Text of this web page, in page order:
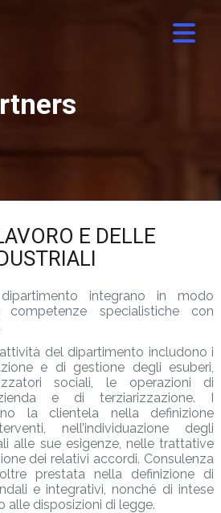
E DELLE
integrano in modo
specialistiche con
del dipartimento includono i
e di gestione degli esuberi,
sociali, le operazioni di
e di terziarizzazione. I
la clientela nella definizione
nell’individuazione degli
alle sue esigenze, nelle trattative
dei relativi accordi. Consulenza
prestata nella definizione di
e integrativi, nonché di intese
alle disposizioni di legge.